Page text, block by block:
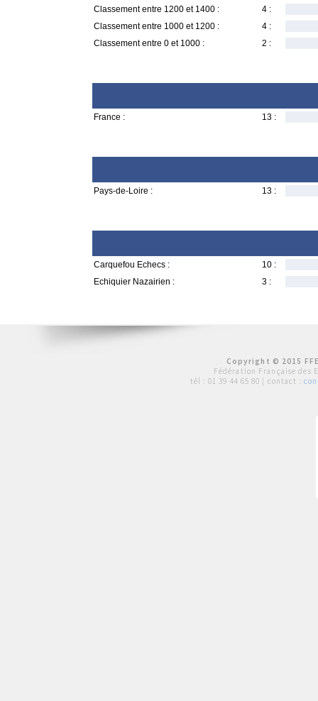
Classement entre 1200 et 1400 :
4 :
Classement entre 1000 et 1200 :
4 :
Classement entre 0 et 1000 :
2 :
France : 13 :
Pays-de-Loire : 13 :
Carquefou Echecs :
10 :
Echiquier Nazairien :
3 :
Copyright © 2015
Fédération Française des
tél : 01 39 44 65 80 | contact :